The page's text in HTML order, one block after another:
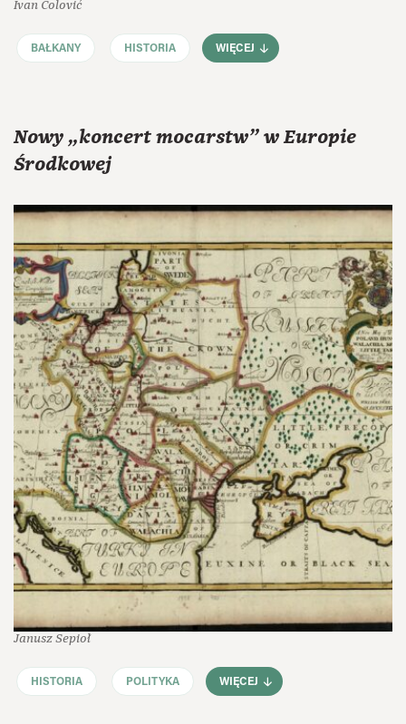
Ivan Čolović
BAŁKANY HISTORIA WIĘCEJ
Nowy „koncert mocarstw” w Europie
Środkowej
Janusz Sepioł
HISTORIA POLITYKA WIĘCEJ